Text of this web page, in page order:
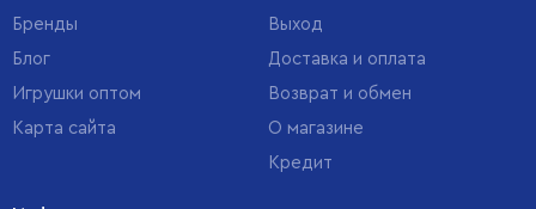
Бренды
Блог
Игрушки оптом
Карта сайта
Выход
Доставка и оплата
Возврат и обмен
О магазине
Кредит